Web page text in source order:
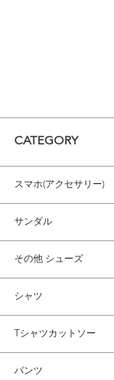
CATEGORY
スマホ(アクセサリー)
サンダル
その他 シューズ
シャツ
Tシャツカットソー
パンツ